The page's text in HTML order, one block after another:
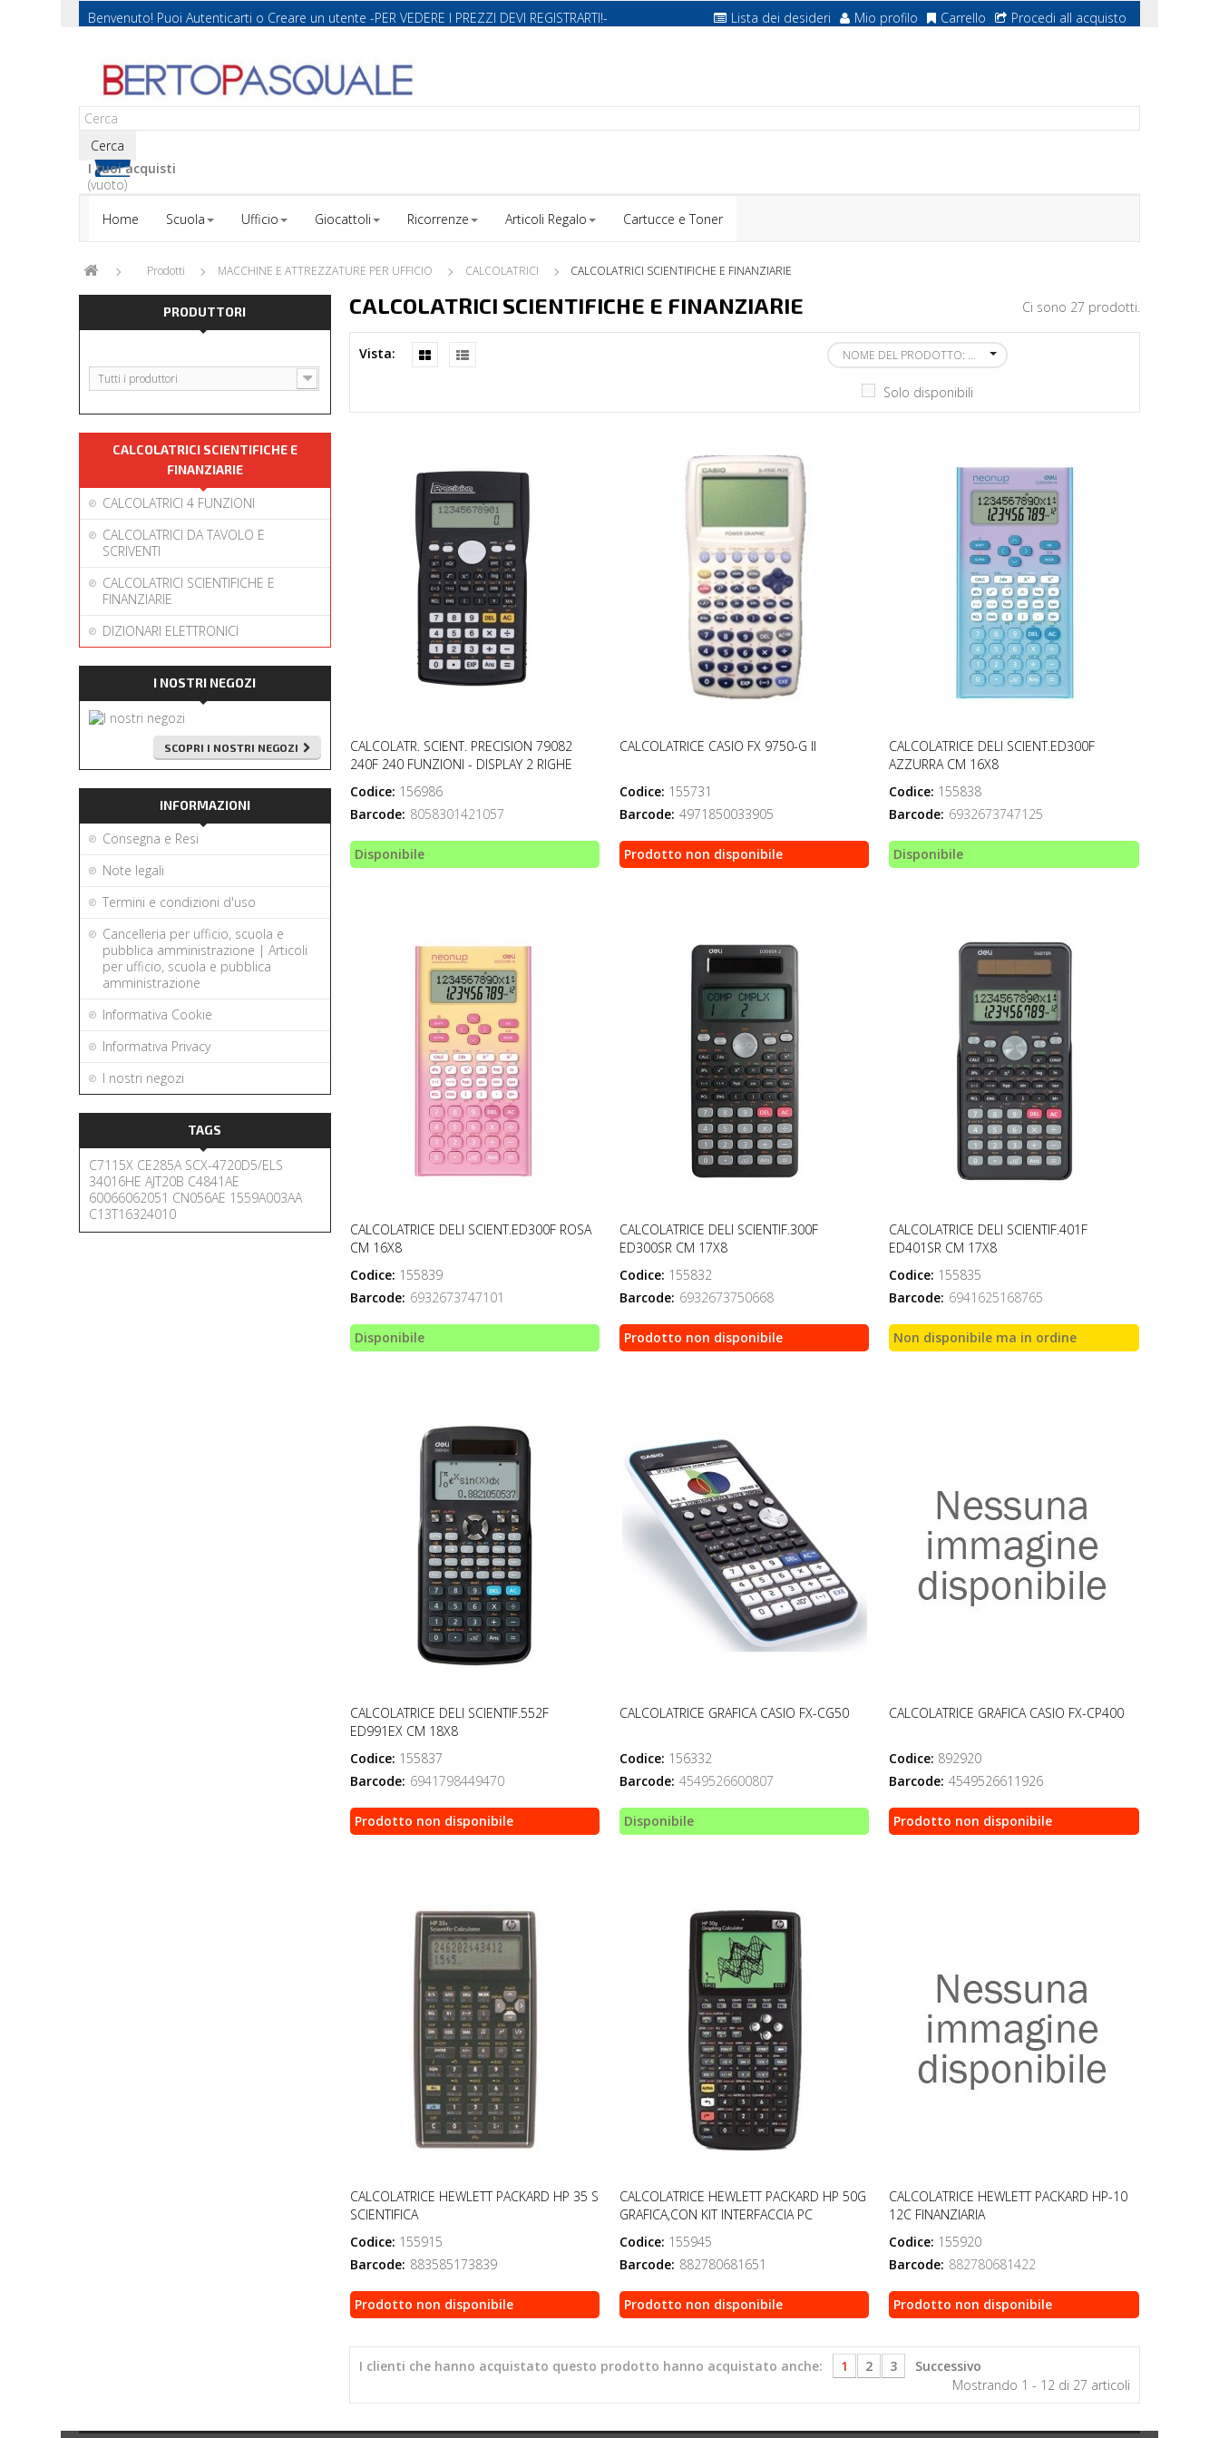
Benvenuto! Puoi Autenticarti o Creare un utente -PER VEDERE I PREZZI DEVI REGISTRARTI!- Lista dei desideri Mio profilo Carrello Procedi all acquisto
Cerca
I tuoi acquisti
(vuoto)
Home
Scuola Ufficio Giocattoli Ricorrenze Articoli Regalo Cartucce e Toner
Prodotti MACCHINE E ATTREZZATURE PER UFFICIO CALCOLATRICI CALCOLATRICI SCIENTIFICHE E FINANZIARIE
PRODUTTORI
Tutti i produttori
CALCOLATRICI SCIENTIFICHE E
FINANZIARIE
CALCOLATRICI 4 FUNZIONI
CALCOLATRICI DA TAVOLO E
SCRIVENTI
CALCOLATRICI SCIENTIFICHE E
FINANZIARIE
DIZIONARI ELETTRONICI
I NOSTRI NEGOZI
SCOPRI I NOSTRI NEGOZI
INFORMAZIONI
Consegna e Resi
Note legali
Termini e condizioni d'uso
Cancelleria per ufficio, scuola e
pubblica amministrazione | Articoli
per ufficio, scuola e pubblica
amministrazione
Informativa Cookie
Informativa Privacy
I nostri negozi
TAGS
C7115X CE285A SCX-4720D5/ELS
34016HE AJT20B C4841AE
60066062051 CN056AE 1559A003AA
C13T16324010
CALCOLATRICI SCIENTIFICHE E FINANZIARIE Ci sono 27 prodotti.
Vista: NOME DEL PRODOTTO: DALLA A ALLA Z
Solo disponibili
CALCOLATR. SCIENT. PRECISION 79082
240F 240 FUNZIONI - DISPLAY 2 RIGHE
Codice: 156986
Barcode: 8058301421057
Disponibile
CALCOLATRICE CASIO FX 9750-G II
Codice: 155731
Barcode: 4971850033905
Prodotto non disponibile
CALCOLATRICE DELI SCIENT.ED300F
AZZURRA CM 16X8
Codice: 155838
Barcode: 6932673747125
Disponibile
CALCOLATRICE DELI SCIENT.ED300F ROSA
CM 16X8
Codice: 155839
Barcode: 6932673747101
Disponibile
CALCOLATRICE DELI SCIENTIF.300F
ED300SR CM 17X8
Codice: 155832
Barcode: 6932673750668
Prodotto non disponibile
CALCOLATRICE DELI SCIENTIF.401F
ED401SR CM 17X8
Codice: 155835
Barcode: 6941625168765
Non disponibile ma in ordine
CALCOLATRICE DELI SCIENTIF.552F
ED991EX CM 18X8
Codice: 155837
Barcode: 6941798449470
Prodotto non disponibile
CALCOLATRICE GRAFICA CASIO FX-CG50
Codice: 156332
Barcode: 4549526600807
Disponibile
CALCOLATRICE GRAFICA CASIO FX-CP400
Codice: 892920
Barcode: 4549526611926
Prodotto non disponibile
CALCOLATRICE HEWLETT PACKARD HP 35 S
SCIENTIFICA
Codice: 155915
Barcode: 883585173839
Prodotto non disponibile
CALCOLATRICE HEWLETT PACKARD HP 50G
GRAFICA,CON KIT INTERFACCIA PC
Codice: 155945
Barcode: 882780681651
Prodotto non disponibile
CALCOLATRICE HEWLETT PACKARD HP-10
12C FINANZIARIA
Codice: 155920
Barcode: 882780681422
Prodotto non disponibile
I clienti che hanno acquistato questo prodotto hanno acquistato anche: 1 2 3
Successivo
Mostrando 1 - 12 di 27 articoli